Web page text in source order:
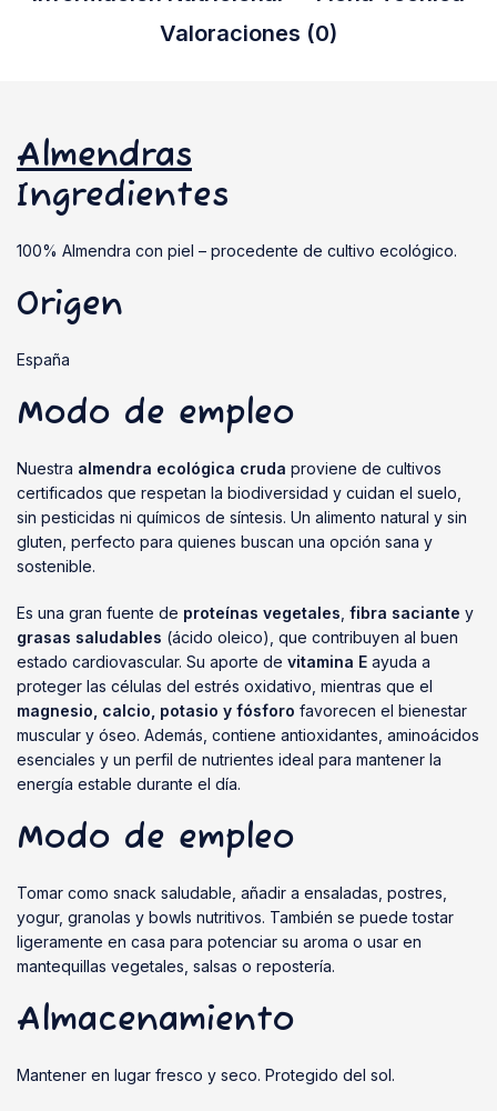
Valoraciones (0)
Almendras
Ingredientes
100% Almendra con piel – procedente de cultivo ecológico.
Origen
España
Modo de empleo
Nuestra almendra ecológica cruda proviene de cultivos
certificados que respetan la biodiversidad y cuidan el suelo,
sin pesticidas ni químicos de síntesis. Un alimento natural y sin
gluten, perfecto para quienes buscan una opción sana y
sostenible.
Es una gran fuente de proteínas vegetales fibra saciante y
grasas saludables (ácido oleico), que contribuyen al buen
estado cardiovascular. Su aporte de vitamina E ayuda a
proteger las células del estrés oxidativo, mientras que el
magnesio, calcio, potasio y fósforo favorecen el bienestar
muscular y óseo. Además, contiene antioxidantes, aminoácidos
esenciales y un perfil de nutrientes ideal para mantener la
energía estable durante el día.
Modo de empleo
Tomar como snack saludable, añadir a ensaladas, postres,
yogur, granolas y bowls nutritivos. También se puede tostar
ligeramente en casa para potenciar su aroma o usar en
mantequillas vegetales, salsas o repostería.
Almacenamiento
Mantener en lugar fresco y seco. Protegido del sol.